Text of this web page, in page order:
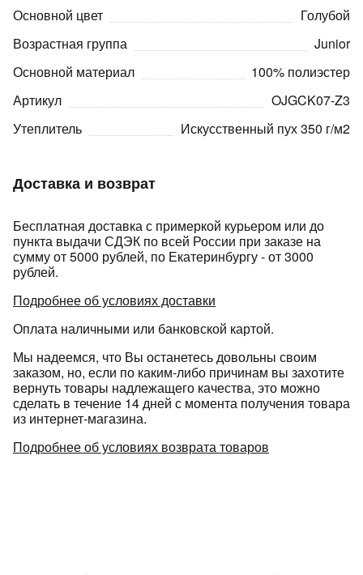
Доставка и возврат
Бесплатная доставка с примеркой курьером или до
пункта выдачи СДЭК по всей России при заказе на
сумму от 5000 рублей, по Екатеринбургу - от 3000
рублей.
Подробнее об условиях доставки
Оплата наличными или банковской картой.
Мы надеемся, что Вы останетесь довольны своим
заказом, но, если по каким-либо причинам вы захотите
вернуть товары надлежащего качества, это можно
сделать в течение 14 дней с момента получения товара
из интернет-магазина.
Подробнее об условиях возврата товаров
Основной цвет
Голубой
Возрастная группа
Junior
Основной материал
100% полиэстер
Артикул
OJGCK07-Z3
Утеплитель
Искусственный пух 350 г/м2